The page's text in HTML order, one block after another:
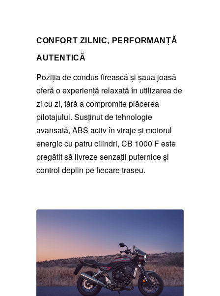
CONFORT ZILNIC, PERFORMANȚĂ
AUTENTICĂ
Poziția de condus firească și șaua joasă
oferă o experiență relaxată în utilizarea de
zi cu zi, fără a compromite plăcerea
pilotajului. Susținut de tehnologie
avansată, ABS activ în viraje și motorul
energic cu patru cilindri, CB 1000 F este
pregătit să livreze senzații puternice și
control deplin pe fiecare traseu.